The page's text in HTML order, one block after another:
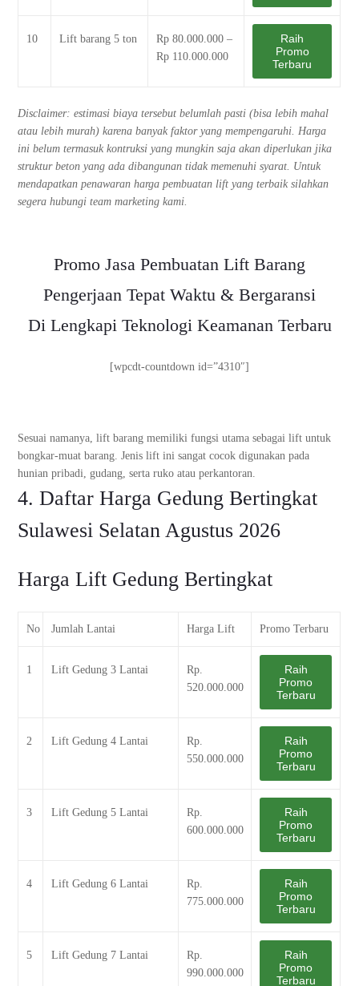
10 Lift barang 5 ton
Rp 80.000.000 –
Rp 110.000.000
Raih
Promo
Terbaru
Disclaimer: estimasi biaya tersebut belumlah pasti (bisa lebih mahal
atau lebih murah) karena banyak faktor yang mempengaruhi. Harga
ini belum termasuk kontruksi yang mungkin saja akan diperlukan jika
struktur beton yang ada dibangunan tidak memenuhi syarat. Untuk
mendapatkan penawaran harga pembuatan lift yang terbaik silahkan
segera hubungi team marketing kami.
Promo Jasa Pembuatan Lift Barang
Pengerjaan Tepat Waktu & Bergaransi
Di Lengkapi Teknologi Keamanan Terbaru
[wpcdt-countdown id=”4310″]
Sesuai namanya, lift barang memiliki fungsi utama sebagai lift untuk
bongkar-muat barang. Jenis lift ini sangat cocok digunakan pada
hunian pribadi, gudang, serta ruko atau perkantoran.
4. Daftar Harga Gedung Bertingkat
Sulawesi Selatan Agustus 2026
Harga Lift Gedung Bertingkat
No Jumlah Lantai Harga Lift Promo Terbaru
1 Lift Gedung 3 Lantai
Rp.
520.000.000
Raih
Promo
Terbaru
2 Lift Gedung 4 Lantai
Rp.
550.000.000
Raih
Promo
Terbaru
3 Lift Gedung 5 Lantai
Rp.
600.000.000
Raih
Promo
Terbaru
4 Lift Gedung 6 Lantai
Rp.
775.000.000
Raih
Promo
Terbaru
5 Lift Gedung 7 Lantai
Rp.
990.000.000
Raih
Promo
Terbaru